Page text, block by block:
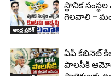
ఆంధ్ర ప్రదేశ్
స్థానిక
గెలవాలి –
ఏపీ కేబినెట్
పాలసీకి